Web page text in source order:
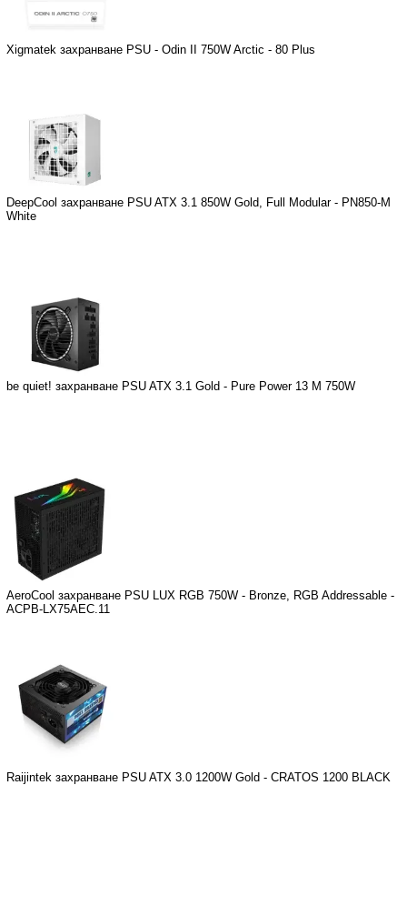
Xigmatek захранване PSU - Odin II 750W Arctic - 80 Plus
DeepCool захранване PSU ATX 3.1 850W Gold, Full Modular - PN850-M
White
be quiet! захранване PSU ATX 3.1 Gold - Pure Power 13 M 750W
AeroCool захранване PSU LUX RGB 750W - Bronze, RGB Addressable -
ACPB-LX75AEC.11
Raijintek захранване PSU ATX 3.0 1200W Gold - CRATOS 1200 BLACK